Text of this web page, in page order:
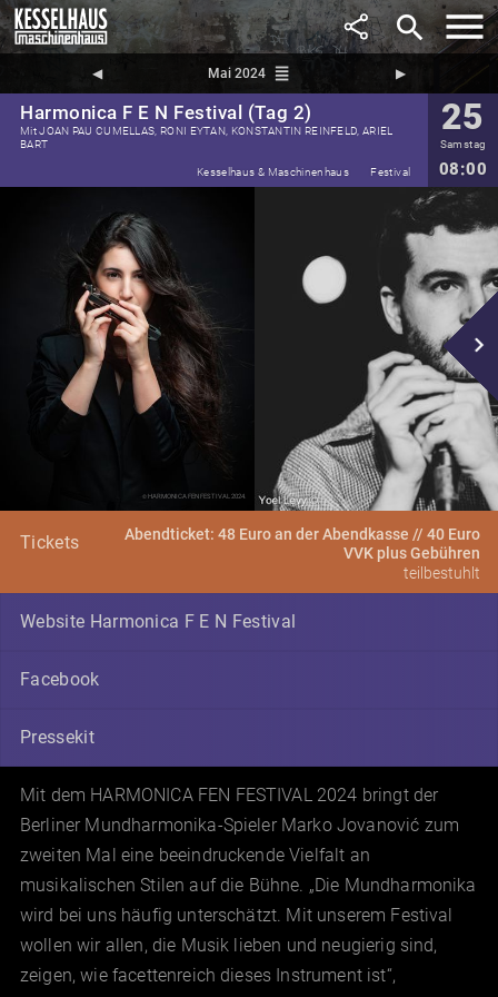
search
◀︎ Mai 2024 reorder ▶︎
Harmonica F E N Festival (Tag 2)
Mit JOAN PAU CUMELLAS, RONI EYTAN, KONSTANTIN REINFELD, ARIEL
BART
25
Samstag
08:00
Kesselhaus & Maschinenhaus Festival
navigate_next
©HARMONICA FEN FESTIVAL 2024.
Tickets
Abendticket: 48 Euro an der Abendkasse // 40 Euro
VVK plus Gebühren
teilbestuhlt
Website Harmonica F E N Festival
Facebook
Pressekit
Mit dem HARMONICA FEN FESTIVAL 2024 bringt der
Berliner Mundharmonika-Spieler Marko Jovanović zum
zweiten Mal eine beeindruckende Vielfalt an
musikalischen Stilen auf die Bühne. „Die Mundharmonika
wird bei uns häufig unterschätzt. Mit unserem Festival
wollen wir allen, die Musik lieben und neugierig sind,
zeigen, wie facettenreich dieses Instrument ist“,